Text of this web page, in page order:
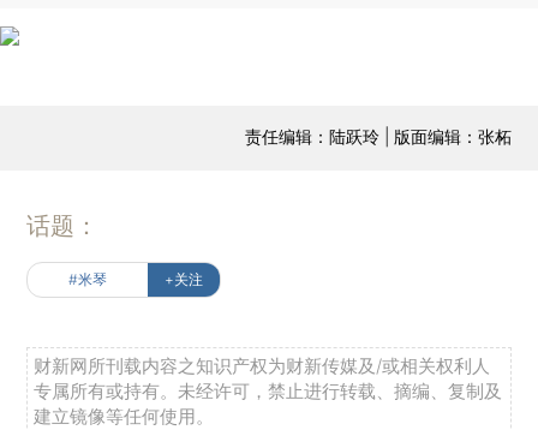
责任编辑：陆跃玲 | 版面编辑：张柘
话题：
#米琴 +关注
财新网所刊载内容之知识产权为财新传媒及/或相关权利人
专属所有或持有。未经许可，禁止进行转载、摘编、复制及
建立镜像等任何使用。